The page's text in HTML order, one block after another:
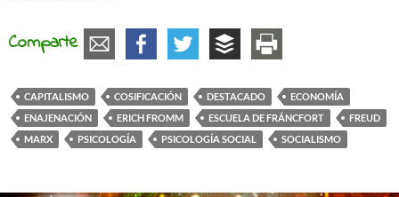
Comparte
CAPITALISMO COSIFICACIÓN DESTACADO
ECONOMÍA
ENAJENACIÓN
ERICH FROMM ESCUELA DE FRÁNCFORT
FREUD
MARX
PSICOLOGÍA PSICOLOGÍA SOCIAL SOCIALISMO